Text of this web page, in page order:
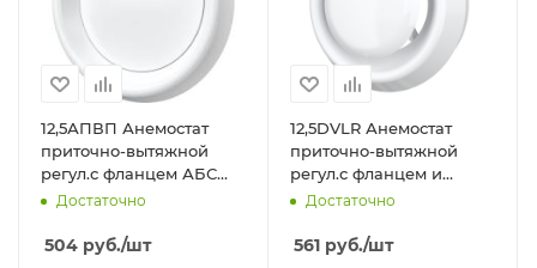
12,5АПВП Анемостат
приточно-вытяжной
регул.с фланцем АБС
D125Достаточно
504 руб./шт
12,5DVLR Анемостат
приточно-вытяжной
регул.с фланцем и
Достаточно
561 руб./шт